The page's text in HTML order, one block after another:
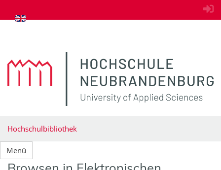
zum Inhalt springen
Hochschulbibliothek
Menü